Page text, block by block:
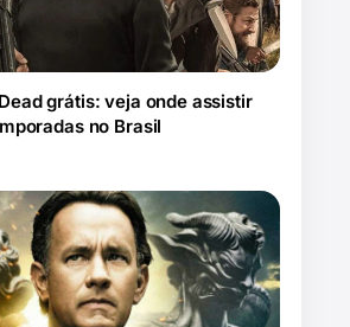
grátis: veja onde assistir
no Brasil